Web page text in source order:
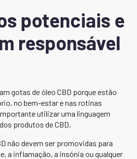
potenciais e
responsável
gotas de óleo CBD porque estão
no bem-estar e nas rotinas
utilizar uma linguagem
produtos de CBD.
não devem ser promovidas para
a inflamação, a insónia ou qualquer